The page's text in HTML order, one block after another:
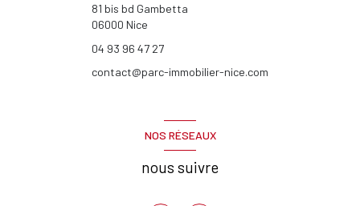
81 bis bd Gambetta
06000 Nice
04 93 96 47 27
contact@parc-immobilier-nice.com
NOS RÉSEAUX
nous suivre